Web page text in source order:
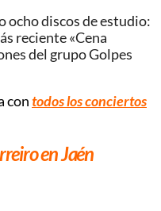
ocho discos de estudio:
reciente «Cena
del grupo Golpes
contodos los conciertos
en Jaén